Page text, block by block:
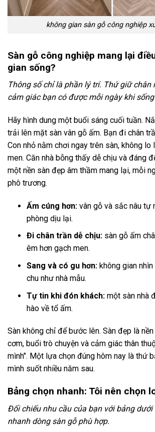
không gian sàn gỗ công nghiệp
Sàn gỗ công nghiệp mang lại
gian sống?
Thông số chỉ là phần lý trí. Thứ giữ chân
cảm giác bạn có được mỗi ngày khi
Hãy hình dung một buổi sáng cuối tuần.
trải lên mặt sàn vân gỗ ấm. Bạn đi chân
Con nhỏ nằm chơi ngay trên sàn, không lo
men. Căn nhà bỗng thấy dễ chịu và đáng
một nền sàn đẹp âm thầm mang lại, mỗi
phô trương.
Ấm cúng hơn: vân gỗ và sắc nâu tự
phòng dịu lại.
Đi chân trần dễ chịu: sàn gỗ ấm
êm hơn gạch men.
Sang và có gu hơn: không gian
chu như nhà mẫu.
Tự tin khi đón khách: một sàn nhà
hào về tổ ấm.
Sàn không chỉ để bước lên. Sàn đẹp là
cơm, buổi trò chuyện và cảm giác thân
mình". Một lựa chọn đúng hôm nay là thứ
mình suốt nhiều năm sau.
Bảng chọn nhanh: Tôi nên chọn
Đối chiếu nhu cầu của bạn với bảng
nhanh dòng sàn gỗ phù hợp.